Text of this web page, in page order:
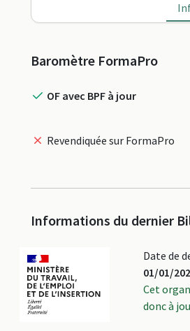
Profil
Baromètre FormaPro
OF avec BPF à jour
Revendiquée sur FormaPro
Informations du dernier
Date de
01/01/
Cet
donc à